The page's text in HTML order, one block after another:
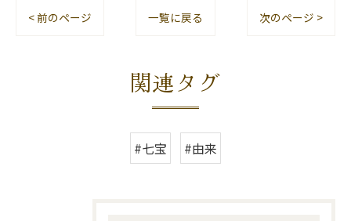
< 前のページ 一覧に戻る 次のページ >
関連タグ
#七宝 #由来